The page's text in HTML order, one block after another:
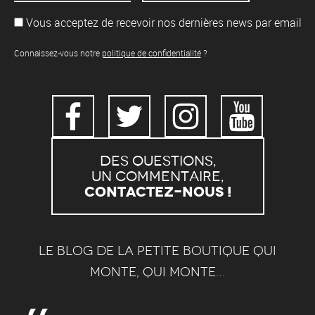
Vous acceptez de recevoir nos dernières news par email
Connaissez-vous notre politique de confidentialité?
Des questions,
un commentaire,
Contactez-nous !
Le blog de la petite boutique qui
monte, qui monte…